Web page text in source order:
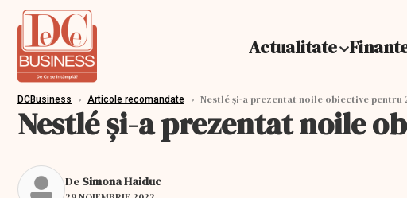
Actualitate
DCBusiness › Articole recomandate › Nestlé și-a prezentat noile obiective pentru
Nestlé și-a prezentat noile
De Simona Haiduc